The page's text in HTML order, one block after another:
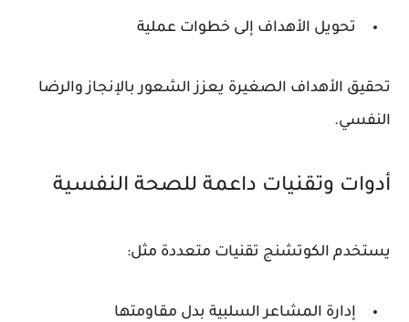
تحويل الأهداف إلى خطوات عملية
تحقيق الأهداف الصغيرة يعزز الشعور بالإنجاز والرضا
النفسي.
أدوات وتقنيات داعمة للصحة النفسية
يستخدم الكوتشنج تقنيات متعددة مثل:
إدارة المشاعر السلبية بدل مقاومتها